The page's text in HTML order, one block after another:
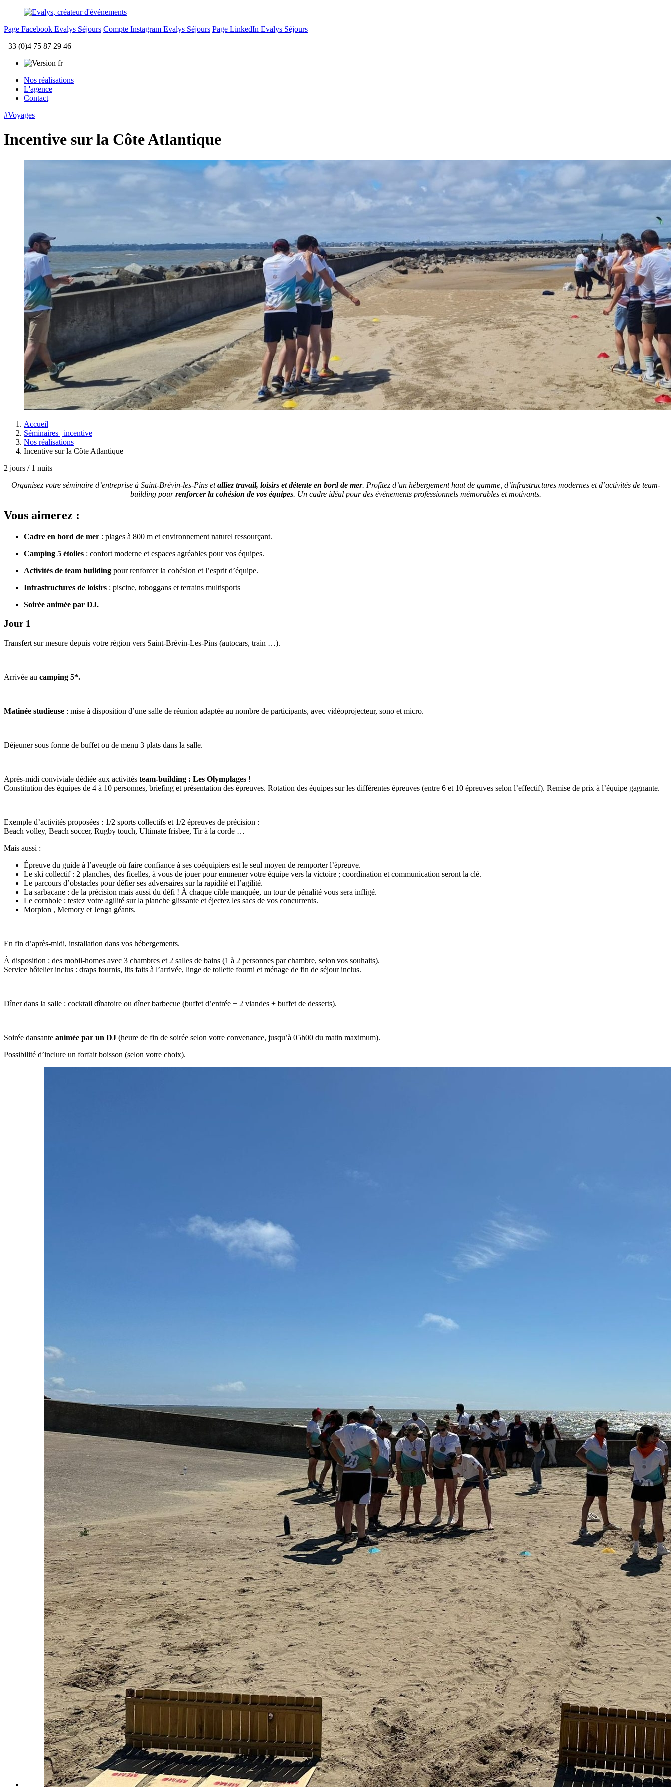
Page Facebook Evalys Séjours Compte Instagram Evalys Séjours Page LinkedIn Evalys Séjours
+33 (0)4 75 87 29 46
Nos réalisations
L'agence
Contact
#Voyages
Incentive sur la Côte Atlantique
Accueil
Séminaires | incentive
Nos réalisations
Incentive sur la Côte Atlantique
2 jours / 1 nuits
Organisez votre séminaire d’entreprise à Saint-Brévin-les-Pins etalliez travail, loisirs et détente en bord de mer. Profitez d’un hébergement haut de gamme, d’infrastructures modernes et d’activités de team-
building pourrenforcer la cohésion de vos équipes. Un cadre idéal pour des événements professionnels mémorables et motivants.
Vous aimerez :
Cadre en bord de mer : plages à 800 m et environnement naturel ressourçant.
Camping 5 étoiles : confort moderne et espaces agréables pour vos équipes.
Activités de team building pour renforcer la cohésion et l’esprit d’équipe.
Infrastructures de loisirs : piscine, toboggans et terrains multisports
Soirée animée par DJ.
Jour 1
Transfert sur mesure depuis votre région vers Saint-Brévin-Les-Pins (autocars, train …).
Arrivée au camping 5*.
Matinée studieuse : mise à disposition d’une salle de réunion adaptée au nombre de participants, avec vidéoprojecteur, sono et micro.
Déjeuner sous forme de buffet ou de menu 3 plats dans la salle.
Après-midi conviviale dédiée aux activités team-building : Les Olymplages !
Constitution des équipes de 4 à 10 personnes, briefing et présentation des épreuves. Rotation des équipes sur les différentes épreuves (entre 6 et 10 épreuves selon l’effectif). Remise de prix à l’équipe gagnante.
Exemple d’activités proposées : 1/2 sports collectifs et 1/2 épreuves de précision :
Beach volley, Beach soccer, Rugby touch, Ultimate frisbee, Tir à la corde …
Mais aussi :
Épreuve du guide à l’aveugle où faire confiance à ses coéquipiers est le seul moyen de remporter l’épreuve.
Le ski collectif : 2 planches, des ficelles, à vous de jouer pour emmener votre équipe vers la victoire ; coordination et communication seront la clé.
Le parcours d’obstacles pour défier ses adversaires sur la rapidité et l’agilité.
La sarbacane : de la précision mais aussi du défi ! À chaque cible manquée, un tour de pénalité vous sera infligé.
Le cornhole : testez votre agilité sur la planche glissante et éjectez les sacs de vos concurrents.
Morpion , Memory et Jenga géants.
En fin d’après-midi, installation dans vos hébergements.
À disposition : des mobil-homes avec 3 chambres et 2 salles de bains (1 à 2 personnes par chambre, selon vos souhaits).
Service hôtelier inclus : draps fournis, lits faits à l’arrivée, linge de toilette fourni et ménage de fin de séjour inclus.
Dîner dans la salle : cocktail dînatoire ou dîner barbecue (buffet d’entrée + 2 viandes + buffet de desserts).
Soirée dansante animée par un DJ (heure de fin de soirée selon votre convenance, jusqu’à 05h00 du matin maximum).
Possibilité d’inclure un forfait boisson (selon votre choix).